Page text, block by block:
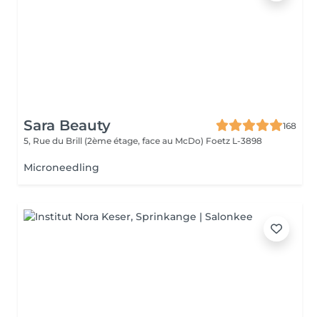
Sara Beauty
168
5, Rue du Brill (2ème étage, face au McDo) Foetz L-3898
Microneedling